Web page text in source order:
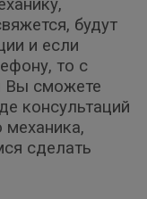
будут
и если
то с
Вы сможете
консультаций
механика,
сделать